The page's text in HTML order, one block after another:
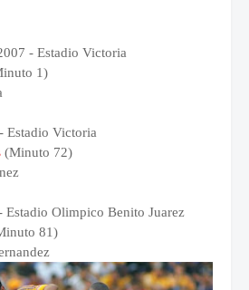
- Estadio Victoria
1)
Estadio Victoria
(Minuto 72)
Estadio Olimpico Benito Juarez
81)